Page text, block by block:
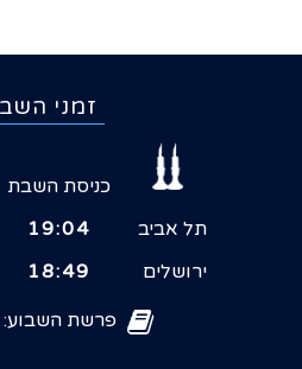
זמני
כניסת השבת
תל אביב
19:04
ירושלים
18:49
פרשת השבוע: